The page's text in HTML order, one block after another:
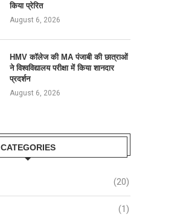
किया प्रेरित
August 6, 2026
HMV कॉलेज की MA पंजाबी की छात्राओं
ने विश्वविद्यालय परीक्षा में किया शानदार
प्रदर्शन
August 6, 2026
CATEGORIES
(20)
(1)